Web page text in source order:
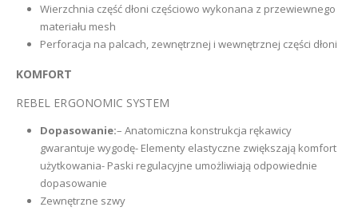
Wierzchnia część dłoni częściowo wykonana z przewiewnego
materiału mesh
Perforacja na palcach, zewnętrznej i wewnętrznej części dłoni
KOMFORT
REBEL ERGONOMIC SYSTEM
Dopasowanie:– Anatomiczna konstrukcja rękawicy
gwarantuje wygodę- Elementy elastyczne zwiększają komfort
użytkowania- Paski regulacyjne umożliwiają odpowiednie
dopasowanie
Zewnętrzne szwy